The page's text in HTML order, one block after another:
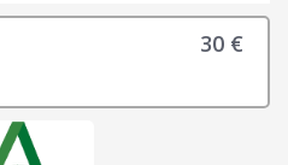
30 €